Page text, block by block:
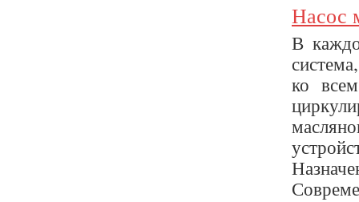
Насос
В
ко